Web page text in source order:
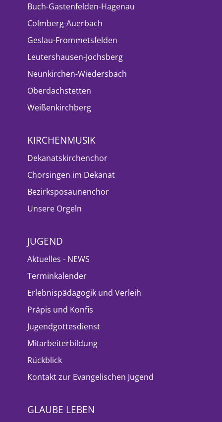
Buch-Gastenfelden-Hagenau
Colmberg-Auerbach
Geslau-Frommetsfelden
Leutershausen-Jochsberg
Neunkirchen-Wiedersbach
Oberdachstetten
Weißenkirchberg
KIRCHENMUSIK
Dekanatskirchenchor
Chorsingen im Dekanat
Bezirksposaunenchor
Unsere Orgeln
JUGEND
Aktuelles - NEWS
Terminkalender
Erlebnispädagogik und Verleih
Präpis und Konfis
Jugendgottesdienst
Mitarbeiterbildung
Rückblick
Kontakt zur Evangelischen Jugend
GLAUBE LEBEN